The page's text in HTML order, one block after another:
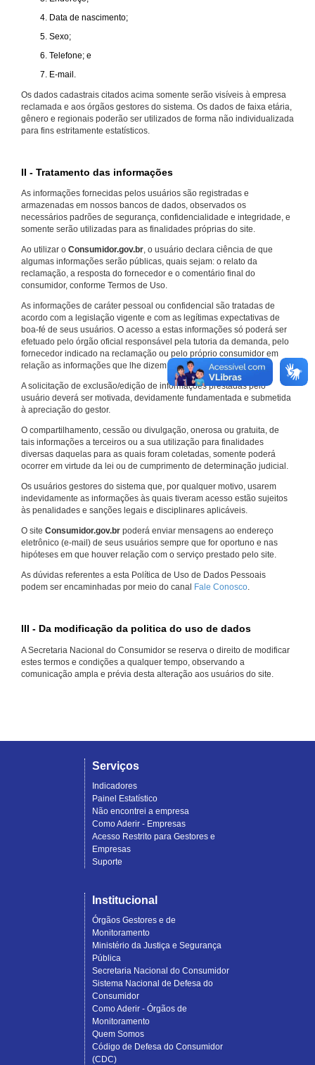
Data de nascimento;
Sexo;
Telefone; e
E-mail.
Os dados cadastrais citados acima somente serão visíveis à empresa
reclamada e aos órgãos gestores do sistema. Os dados de faixa etária,
gênero e regionais poderão ser utilizados de forma não individualizada
para fins estritamente estatísticos.
II - Tratamento das informações
As informações fornecidas pelos usuários são registradas e
armazenadas em nossos bancos de dados, observados os
necessários padrões de segurança, confidencialidade e integridade, e
somente serão utilizadas para as finalidades próprias do site.
Ao utilizar o Consumidor.gov.br, o usuário declara ciência de que
algumas informações serão públicas, quais sejam: o relato da
reclamação, a resposta do fornecedor e o comentário final do
consumidor, conforme Termos de Uso.
As informações de caráter pessoal ou confidencial são tratadas de
acordo com a legislação vigente e com as legítimas expectativas de
boa-fé de seus usuários. O acesso a estas informações só poderá ser
efetuado pelo órgão oficial responsável pela tutoria da demanda, pelo
fornecedor indicado na reclamação ou pelo próprio consumidor em
relação as informações que lhe dizem respeito.
A solicitação de exclusão/edição de informações prestadas pelo
usuário deverá ser motivada, devidamente fundamentada e submetida
à apreciação do gestor.
O compartilhamento, cessão ou divulgação, onerosa ou gratuita, de
tais informações a terceiros ou a sua utilização para finalidades
diversas daquelas para as quais foram coletadas, somente poderá
ocorrer em virtude da lei ou de cumprimento de determinação judicial.
Os usuários gestores do sistema que, por qualquer motivo, usarem
indevidamente as informações às quais tiveram acesso estão sujeitos
às penalidades e sanções legais e disciplinares aplicáveis.
O site Consumidor.gov.br poderá enviar mensagens ao endereço
eletrônico (e-mail) de seus usuários sempre que for oportuno e nas
hipóteses em que houver relação com o serviço prestado pelo site.
As dúvidas referentes a esta Política de Uso de Dados Pessoais
podem ser encaminhadas por meio do canal Fale Conosco.
III - Da modificação da politica do uso de dados
A Secretaria Nacional do Consumidor se reserva o direito de modificar
estes termos e condições a qualquer tempo, observando a
comunicação ampla e prévia desta alteração aos usuários do site.
Serviços
Indicadores
Painel Estatístico
Não encontrei a empresa
Como Aderir - Empresas
Acesso Restrito para Gestores e
Empresas
Suporte
Institucional
Órgãos Gestores e de
Monitoramento
Ministério da Justiça e Segurança
Pública
Secretaria Nacional do Consumidor
Sistema Nacional de Defesa do
Consumidor
Como Aderir - Órgãos de
Monitoramento
Quem Somos
Código de Defesa do Consumidor
(CDC)